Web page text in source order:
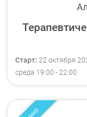
Старт: 22 октября
среда 19:00 - 22:00